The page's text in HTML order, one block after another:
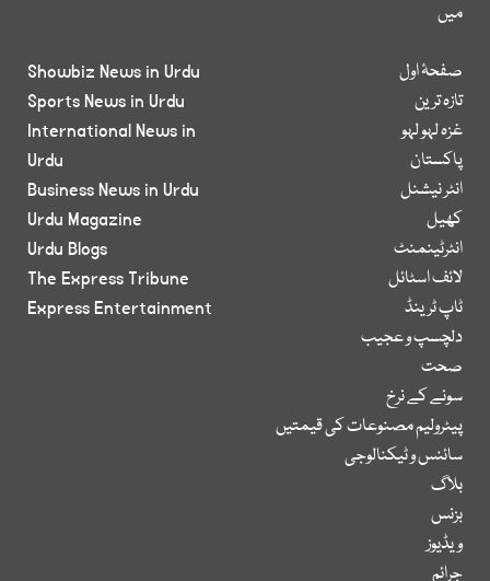
میں
صفحۂ اول
تازہ ترین
غزہ لہو لہو
پاکستان
انٹر نیشنل
کھیل
انٹرٹینمنٹ
لائف اسٹائل
ٹاپ ٹرینڈ
دلچسپ و عجیب
صحت
سونے کے نرخ
پیٹرولیم مصنوعات کی قیمتیں
سائنس و ٹیکنالوجی
بلاگ
بزنس
ویڈیوز
جرائم
Showbiz News in Urdu
Sports News in Urdu
International News in
Urdu
Business News in Urdu
Urdu Magazine
Urdu Blogs
The Express Tribune
Express Entertainment